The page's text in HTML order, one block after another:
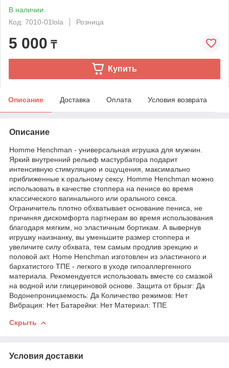
В наличии
Код: 7010-01lola
Розница
5 000 ₸
Купить
Описание Доставка Оплата Условия возврата
Описание
Homme Henchman - универсальная игрушка для мужчин.
Яркий внутренний рельеф мастурбатора подарит
интенсивную стимуляцию и ощущения, максимально
приближенные к оральному сексу. Homme Henchman можно
использовать в качестве стоппера на пенисе во время
классического вагинального или орального секса.
Ограничитель плотно обхватывает основание пениса, не
причиняя дискомфорта партнерам во время использования
благодаря мягким, но эластичным бортикам. А вывернув
игрушку наизнанку, вы уменьшите размер стоппера и
увеличите силу обхвата, тем самым продлив эрекцию и
половой акт. Home Henchman изготовлен из эластичного и
бархатистого ТПЕ - легкого в уходе гипоаллергенного
материала. Рекомендуется использовать вместе со смазкой
на водной или глицериновой основе. Защита от брызг: Да
Водонепроницаемость: Да Количество режимов: Нет
Вибрация: Нет Батарейки: Нет Материал: ТПЕ
Скрыть
Условия доставки